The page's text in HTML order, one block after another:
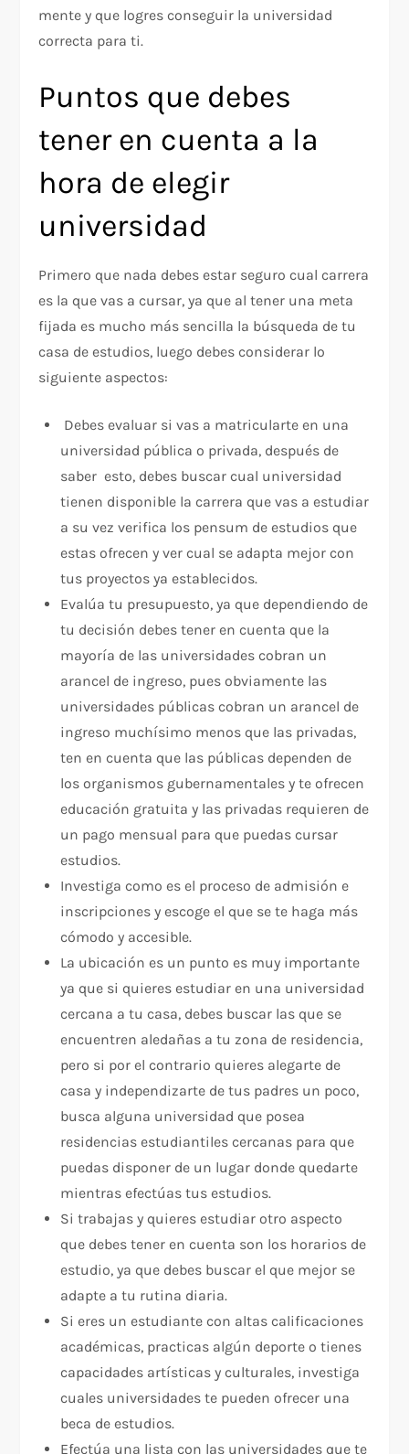
mente y que logres conseguir la universidad
correcta para ti.
Puntos que debes
tener en cuenta a la
hora de elegir
universidad
Primero que nada debes estar seguro cual carrera
es la que vas a cursar, ya que al tener una meta
fijada es mucho más sencilla la búsqueda de tu
casa de estudios, luego debes considerar lo
siguiente aspectos:
Debes evaluar si vas a matricularte en una
universidad pública o privada, después de
saber esto, debes buscar cual universidad
tienen disponible la carrera que vas a estudiar
a su vez verifica los pensum de estudios que
estas ofrecen y ver cual se adapta mejor con
tus proyectos ya establecidos.
Evalúa tu presupuesto, ya que dependiendo de
tu decisión debes tener en cuenta que la
mayoría de las universidades cobran un
arancel de ingreso, pues obviamente las
universidades públicas cobran un arancel de
ingreso muchísimo menos que las privadas,
ten en cuenta que las públicas dependen de
los organismos gubernamentales y te ofrecen
educación gratuita y las privadas requieren de
un pago mensual para que puedas cursar
estudios.
Investiga como es el proceso de admisión e
inscripciones y escoge el que se te haga más
cómodo y accesible.
La ubicación es un punto es muy importante
ya que si quieres estudiar en una universidad
cercana a tu casa, debes buscar las que se
encuentren aledañas a tu zona de residencia,
pero si por el contrario quieres alegarte de
casa y independizarte de tus padres un poco,
busca alguna universidad que posea
residencias estudiantiles cercanas para que
puedas disponer de un lugar donde quedarte
mientras efectúas tus estudios.
Si trabajas y quieres estudiar otro aspecto
que debes tener en cuenta son los horarios de
estudio, ya que debes buscar el que mejor se
adapte a tu rutina diaria.
Si eres un estudiante con altas calificaciones
académicas, practicas algún deporte o tienes
capacidades artísticas y culturales, investiga
cuales universidades te pueden ofrecer una
beca de estudios.
Efectúa una lista con las universidades que te